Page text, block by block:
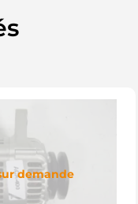
demande